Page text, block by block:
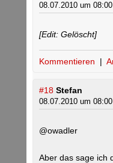
08.07.2010 um
[Edit: Gelöscht]
Kommentieren |
#18 Stefan
08.07.2010 um
@owadler
Aber das sage ich